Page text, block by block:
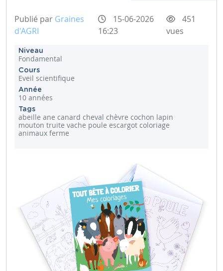
Publié par Graines
d'AGRI
15-06-2026
16:23
451
vues
Niveau
Fondamental
Cours
Eveil scientifique
Année
10 années
Tags
abeille ane canard cheval chèvre cochon lapin
mouton truite vache poule escargot coloriage
animaux ferme